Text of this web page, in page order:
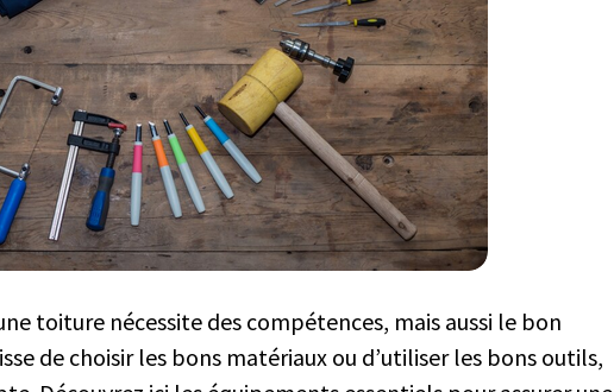
toiture nécessite des compétences, mais aussi le bon
de choisir les bons matériaux ou d’utiliser les bons outils,